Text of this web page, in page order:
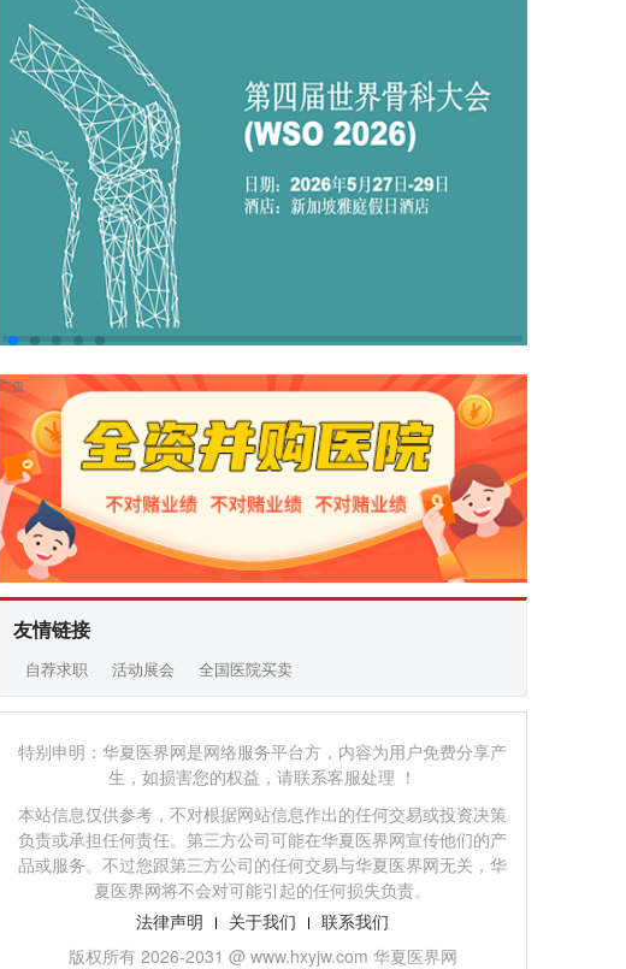
友情链接
自荐求职 活动展会 全国医院买卖
特别申明：华夏医界网是网络服务平台方，内容为用户免费分享产
生，如损害您的权益，请联系客服处理 ！
本站信息仅供参考，不对根据网站信息作出的任何交易或投资决策
负责或承担任何责任。第三方公司可能在华夏医界网宣传他们的产
品或服务。不过您跟第三方公司的任何交易与华夏医界网无关，华
夏医界网将不会对可能引起的任何损失负责。
法律声明
关于我们
联系我们
版权所有 2026-2031 @ www.hxyjw.com 华夏医界网